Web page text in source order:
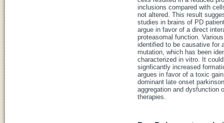
inclusions compared with
not altered. This result
studies in brains of PD
argue in favor of a direct
proteasomal function.
identified to be causative for
mutation, which has been
characterized in vitro. It
signficantly increased
argues in favor of a toxic
dominant late onset
aggregation and dysfunction
therapies.